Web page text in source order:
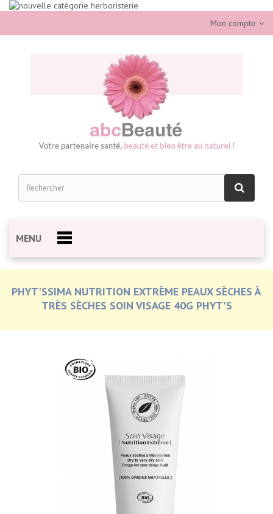
Mon compte
MENU
PHYT'SSIMA NUTRITION EXTRÈME PEAUX SÈCHES À
TRÈS SÈCHES SOIN VISAGE 40G PHYT'S